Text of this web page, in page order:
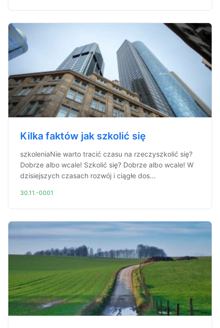
Kilka faktów jak szkolić się
szkoleniaNie warto tracić czasu na rzeczyszkolić się?
Dobrze albo wcale! Szkolić się? Dobrze albo wcale! W
dzisiejszych czasach rozwój i ciągłe dos...
30.11.-0001